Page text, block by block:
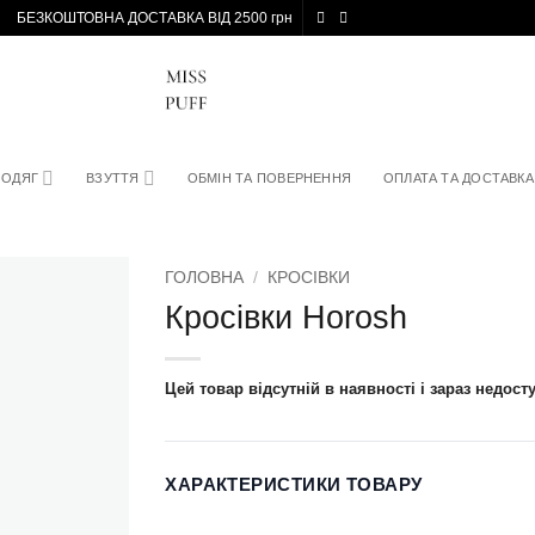
БЕЗКОШТОВНА ДОСТАВКА ВІД 2500 грн
ОДЯГ ВЗУТТЯ ОБМІН ТА ПОВЕРНЕННЯ ОПЛАТА ТА ДОСТАВКА
ГОЛОВНА / КРОСІВКИ
Кросівки Horosh
Цей товар відсутній в наявності і зараз
ХАРАКТЕРИСТИКИ ТОВАРУ